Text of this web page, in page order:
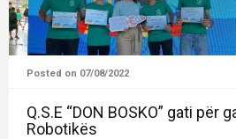
Posted on 07/08/2022
Q.S.E “DON BOSKO” gati për
Robotikës